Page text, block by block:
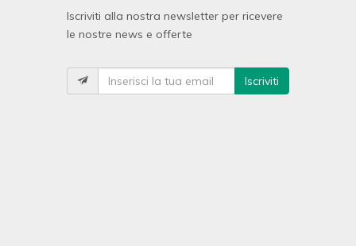
Iscriviti alla nostra newsletter per ricevere
le nostre news e offerte
Iscriviti